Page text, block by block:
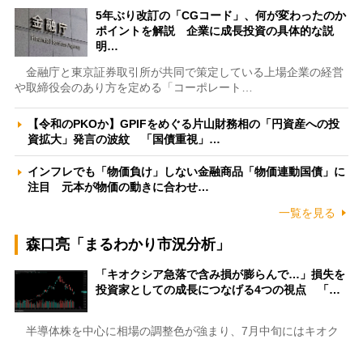
5年ぶり改訂の「CGコード」、何が変わったのか
ポイントを解説 企業に成長投資の具体的な説
明…
金融庁と東京証券取引所が共同で策定している上場企業の経営
や取締役会のあり方を定める「コーポレート…
【令和のPKOか】GPIFをめぐる片山財務相の「円資産への投
資拡大」発言の波紋 「国債重視」…
インフレでも「物価負け」しない金融商品「物価連動国債」に
注目 元本が物価の動きに合わせ…
一覧を見る
森口亮「まるわかり市況分析」
「キオクシア急落で含み損が膨らんで…」損失を
投資家としての成長につなげる4つの視点 「…
半導体株を中心に相場の調整色が強まり、7月中旬にはキオク